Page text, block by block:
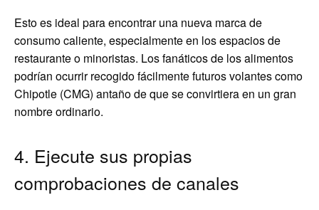
Esto es ideal para encontrar una nueva marca de
consumo caliente, especialmente en los espacios de
restaurante o minoristas. Los fanáticos de los alimentos
podrían ocurrir recogido fácilmente futuros volantes como
Chipotle (CMG) antaño de que se convirtiera en un gran
nombre ordinario.
4. Ejecute sus propias
comprobaciones de canales